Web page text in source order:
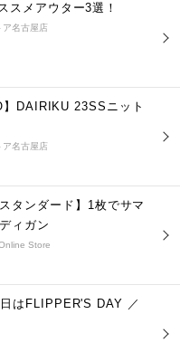
スメアウター3選！
名古屋店
】DAIRIKU 23SSニット
名古屋店
タンダード】1枚でサマ
ィガン
Store
はFLIPPER'S DAY ／